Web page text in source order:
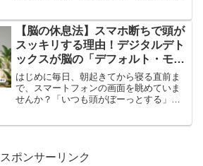
るベネズエラのマドゥロ大統領拘束、そ
してイランの最高...
【脳の休息法】スマホ断ちで頭が
スッキリする理由！デジタルデト
ックスが脳の「デフォルト・モー
ド・ネットワーク（DMN）」に
与える驚きの効果と実践法
はじめに毎日、朝起きてから寝る直前ま
で、スマートフォンの画面を眺めていま
せんか？「いつも頭がぼーっとする」
スポンサーリンク